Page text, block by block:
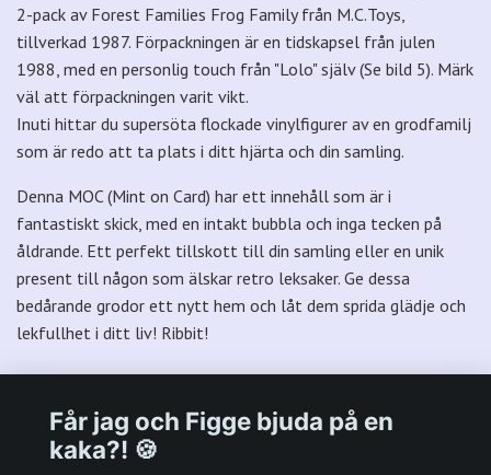
2-pack av Forest Families Frog Family från M.C.Toys,
tillverkad 1987. Förpackningen är en tidskapsel från julen
1988, med en personlig touch från "Lolo" själv (Se bild 5). Märk
väl att förpackningen varit vikt.
Inuti hittar du supersöta flockade vinylfigurer av en grodfamilj
som är redo att ta plats i ditt hjärta och din samling.
Denna MOC (Mint on Card) har ett innehåll som är i
fantastiskt skick, med en intakt bubbla och inga tecken på
åldrande. Ett perfekt tillskott till din samling eller en unik
present till någon som älskar retro leksaker. Ge dessa
bedårande grodor ett nytt hem och låt dem sprida glädje och
lekfullhet i ditt liv! Ribbit!
Får jag och Figge bjuda på en
kaka?! 🍪